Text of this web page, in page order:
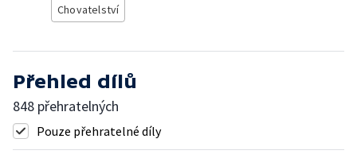
Chovatelství
Přehled dílů
848 přehratelných
Pouze přehratelné díly